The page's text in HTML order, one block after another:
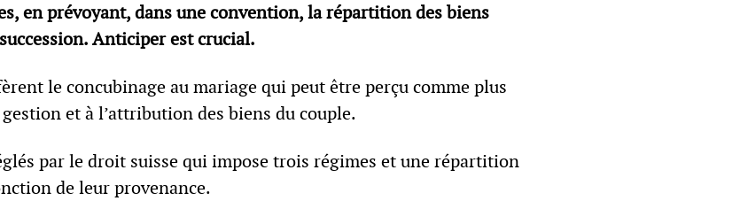
en prévoyant, dans une convention, la répartition des biens
Anticiper est crucial.
le concubinage au mariage qui peut être perçu comme plus
et à l’attribution des biens du couple.
par le droit suisse qui impose trois régimes et une répartition
de leur provenance.